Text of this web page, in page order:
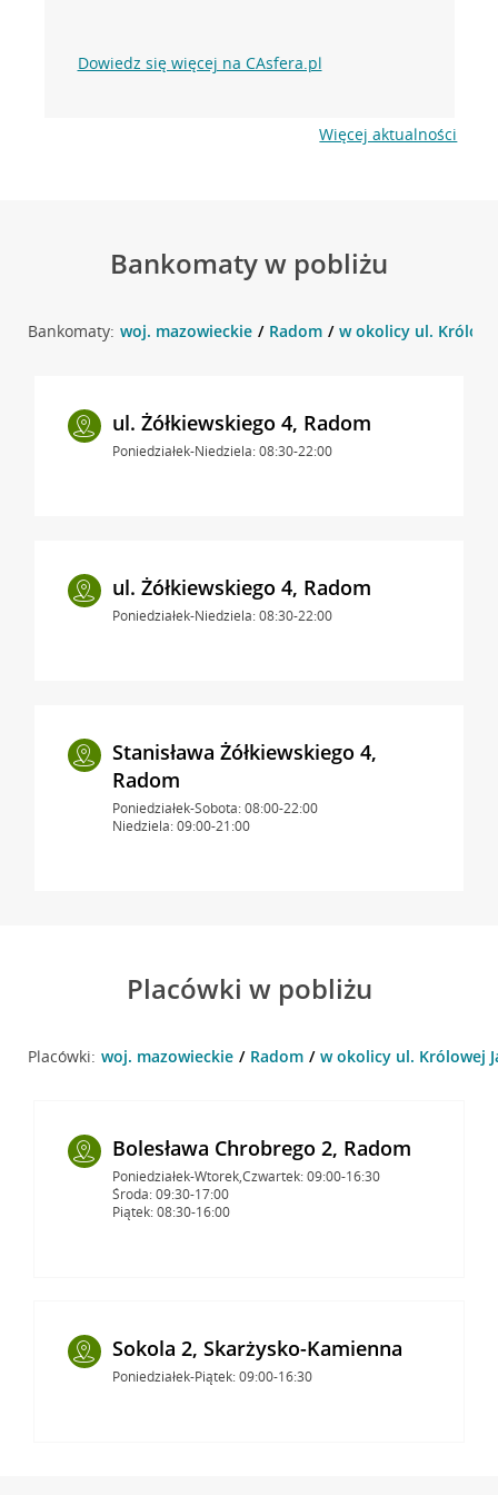
Dowiedz się więcej na CAsfera.pl
Więcej aktualności
Bankomaty w pobliżu
Bankomaty: woj. mazowieckie Radom w okolicy ul.
ul. Żółkiewskiego 4, Radom
Poniedziałek-Niedziela: 08:30-22:00
ul. Żółkiewskiego 4, Radom
Poniedziałek-Niedziela: 08:30-22:00
Stanisława Żółkiewskiego 4,
Radom
Poniedziałek-Sobota: 08:00-22:00
Niedziela: 09:00-21:00
Placówki w pobliżu
Placówki: woj. mazowieckie Radom w okolicy ul. Królowej
Bolesława Chrobrego 2, Radom
Poniedziałek-Wtorek,Czwartek: 09:00-16:30
Środa: 09:30-17:00
Piątek: 08:30-16:00
Sokola 2, Skarżysko-Kamienna
Poniedziałek-Piątek: 09:00-16:30